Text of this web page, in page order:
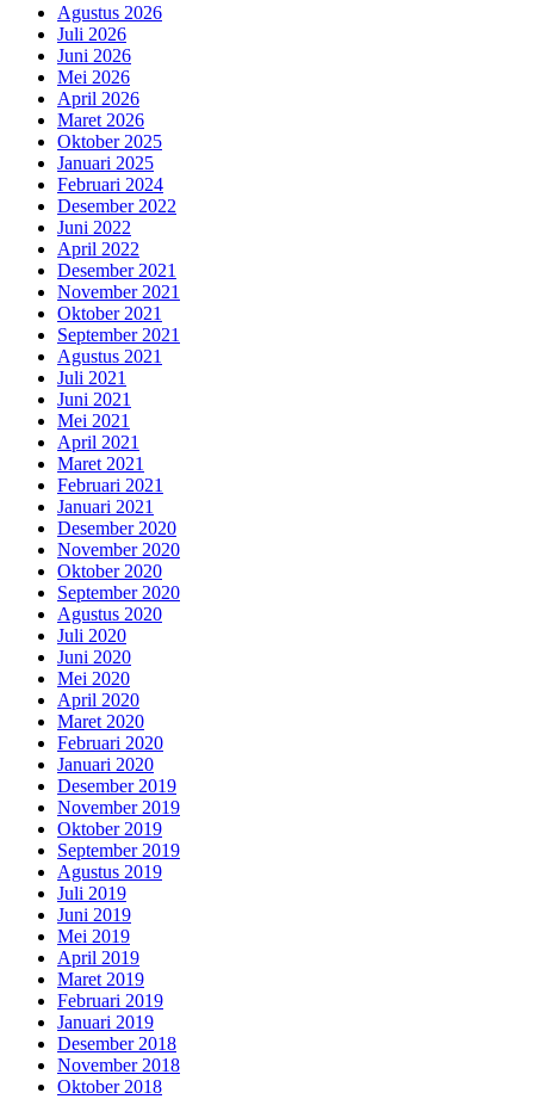
Agustus 2026
Juli 2026
Juni 2026
Mei 2026
April 2026
Maret 2026
Oktober 2025
Januari 2025
Februari 2024
Desember 2022
Juni 2022
April 2022
Desember 2021
November 2021
Oktober 2021
September 2021
Agustus 2021
Juli 2021
Juni 2021
Mei 2021
April 2021
Maret 2021
Februari 2021
Januari 2021
Desember 2020
November 2020
Oktober 2020
September 2020
Agustus 2020
Juli 2020
Juni 2020
Mei 2020
April 2020
Maret 2020
Februari 2020
Januari 2020
Desember 2019
November 2019
Oktober 2019
September 2019
Agustus 2019
Juli 2019
Juni 2019
Mei 2019
April 2019
Maret 2019
Februari 2019
Januari 2019
Desember 2018
November 2018
Oktober 2018